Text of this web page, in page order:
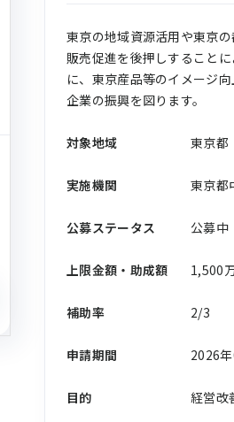
東京の地域資源活用や東京
販売促進を後押しすること
に、東京産品等のイメージ
企業の振興を図ります。
対象地域 東京都
実施機関 東京都
公募ステータス 公募中
上限金額・助成額 1,500
補助率 2/3
申請期間 2026
目的 経営改